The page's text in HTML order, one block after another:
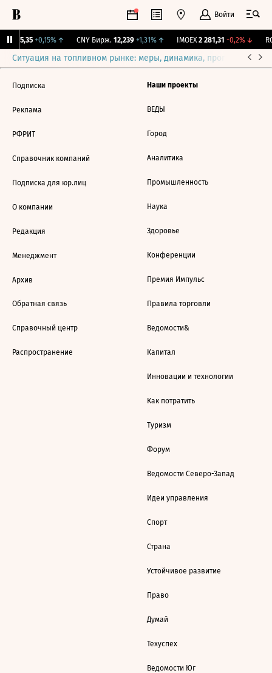
Войти
115,35 +0,15%↑ CNY Бирж. 12,239 +1,31%↑ IMOEX 2 281,31 -0,2%↓
Ситуация на топливном рынке: меры, динамика, прогнозы
Подписка
Реклама
РФРИТ
Справочник компаний
Подписка для юр.лиц
О компании
Редакция
Менеджмент
Архив
Обратная связь
Справочный центр
Распространение
Наши проекты
ВЕДЫ
Город
Аналитика
Промышленность
Наука
Здоровье
Конференции
Премия Импульс
Правила торговли
Ведомости&
Капитал
Инновации и технологии
Как потратить
Туризм
Форум
Ведомости Северо-Запад
Идеи управления
Спорт
Страна
Устойчивое развитие
Право
Думай
Техуспех
Ведомости Юг